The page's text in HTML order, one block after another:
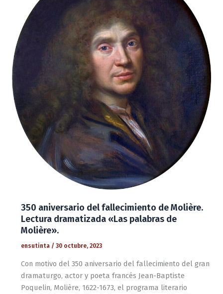
350 aniversario del fallecimiento de Molière.
Lectura dramatizada «Las palabras de
Molière».
ensutinta / 30 octubre, 2023
Con motivo del 350 aniversario del fallecimiento del gran
dramaturgo, actor y poeta francés Jean-Baptiste
Poquelin, Molière, 1622-1673, el programa literario